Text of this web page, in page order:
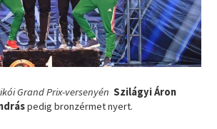
Grand Prix-versenyén Szilágyi Áron
pedig bronzérmet nyert.